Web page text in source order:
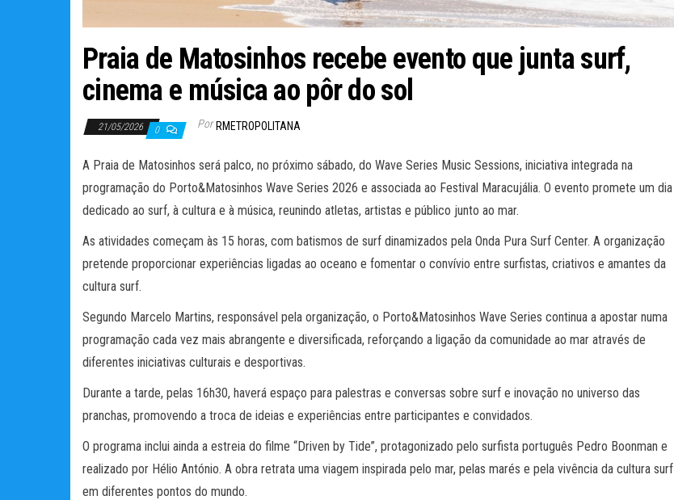
Praia de Matosinhos recebe evento que junta surf,
cinema e música ao pôr do sol
21/05/2026 0 Por RMETROPOLITANA
A Praia de Matosinhos será palco, no próximo sábado, do Wave Series Music Sessions, iniciativa integrada na
programação do Porto&Matosinhos Wave Series 2026 e associada ao Festival Maracujália. O evento promete um dia
dedicado ao surf, à cultura e à música, reunindo atletas, artistas e público junto ao mar.
As atividades começam às 15 horas, com batismos de surf dinamizados pela Onda Pura Surf Center. A organização
pretende proporcionar experiências ligadas ao oceano e fomentar o convívio entre surfistas, criativos e amantes da
cultura surf.
Segundo Marcelo Martins, responsável pela organização, o Porto&Matosinhos Wave Series continua a apostar numa
programação cada vez mais abrangente e diversificada, reforçando a ligação da comunidade ao mar através de
diferentes iniciativas culturais e desportivas.
Durante a tarde, pelas 16h30, haverá espaço para palestras e conversas sobre surf e inovação no universo das
pranchas, promovendo a troca de ideias e experiências entre participantes e convidados.
O programa inclui ainda a estreia do filme “Driven by Tide”, protagonizado pelo surfista português Pedro Boonman e
realizado por Hélio António. A obra retrata uma viagem inspirada pelo mar, pelas marés e pela vivência da cultura surf
em diferentes pontos do mundo.